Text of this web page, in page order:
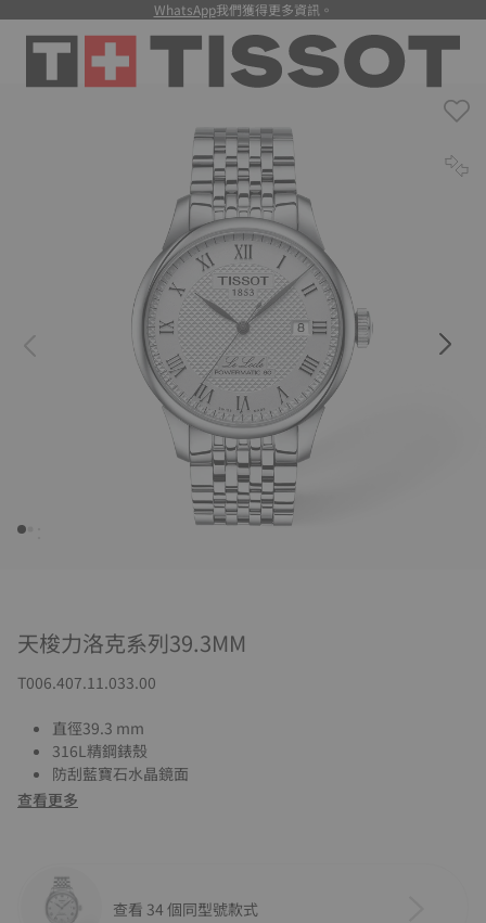
WhatsApp我們獲得更多資訊。
天梭力洛克系列39.3MM
T006.407.11.033.00
直徑39.3 mm
316L精鋼錶殼
防刮藍寶石水晶鏡面
查看更多
查看 34 個同型號款式